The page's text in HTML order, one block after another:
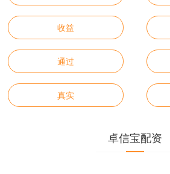
收益
通过
真实
卓信宝配资